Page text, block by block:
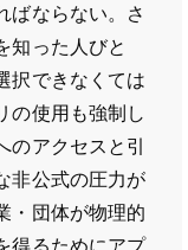
ばならない。さ
知った人びと
択できなくては
の使用も強制し
のアクセスと引
非公式の圧力が
・団体が物理的
得るためにアプ